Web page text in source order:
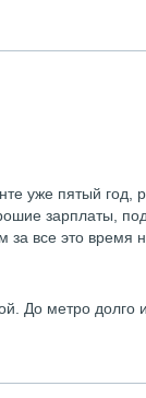
уже пятый год,
зарплаты,
за все это время
До метро долго